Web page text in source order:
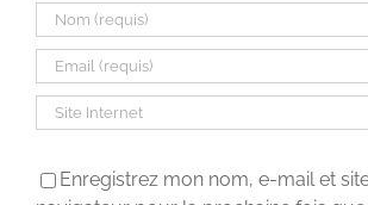
Enregistrez mon nom, e-mail et